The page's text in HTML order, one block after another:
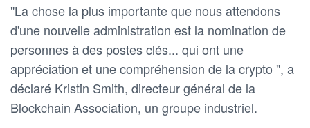
"La chose la plus importante que nous attendons
d'une nouvelle administration est la nomination de
personnes à des postes clés... qui ont une
appréciation et une compréhension de la crypto ", a
déclaré Kristin Smith, directeur général de la
Blockchain Association, un groupe industriel.